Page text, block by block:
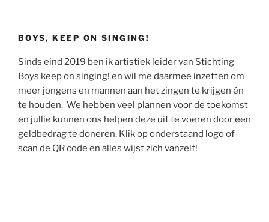
BOYS, KEEP ON SINGING!
Sinds eind 2019 ben ik artistiek leider van Stichting
Boys keep on singing! en wil me daarmee inzetten om
meer jongens en mannen aan het zingen te krijgen én
te houden. We hebben veel plannen voor de toekomst
en jullie kunnen ons helpen deze uit te voeren door een
geldbedrag te doneren. Klik op onderstaand logo of
scan de QR code en alles wijst zich vanzelf!